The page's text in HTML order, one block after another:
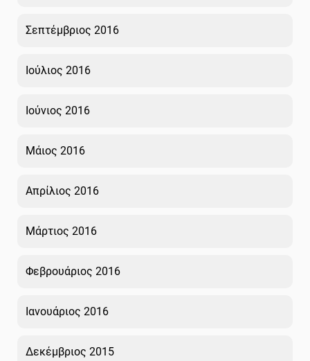
Σεπτέμβριος 2016
Ιούλιος 2016
Ιούνιος 2016
Μάιος 2016
Απρίλιος 2016
Μάρτιος 2016
Φεβρουάριος 2016
Ιανουάριος 2016
Δεκέμβριος 2015